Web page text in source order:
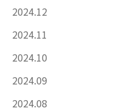
2024.12
2024.11
2024.10
2024.09
2024.08